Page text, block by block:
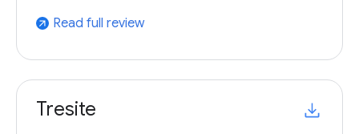
arrow_outward Read full review
Tresite